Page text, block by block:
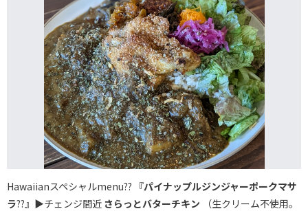
Hawaiianスペシャルmenu?? 『パイナップルジンジャーポークマサ
ラ??』▶チェンジ間近 さらっとバターチキン （生クリーム不使用。